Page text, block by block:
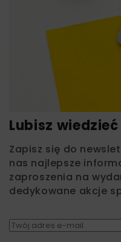
Lubisz
Zapisz się do
nas najlepsze
zaproszenia na
dedykowane akcje